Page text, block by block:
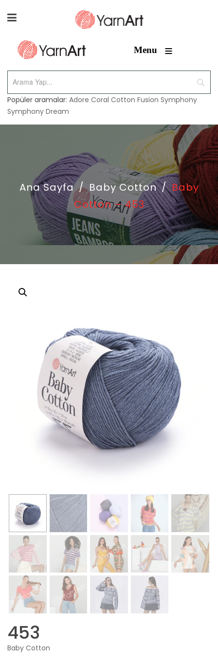
Menu ≡
Popüler aramalar: Adore Coral Cotton Fusion Symphony
Symphony Dream
Ana Sayfa / Baby Cotton / Baby
Cotton – 453
453
Baby Cotton